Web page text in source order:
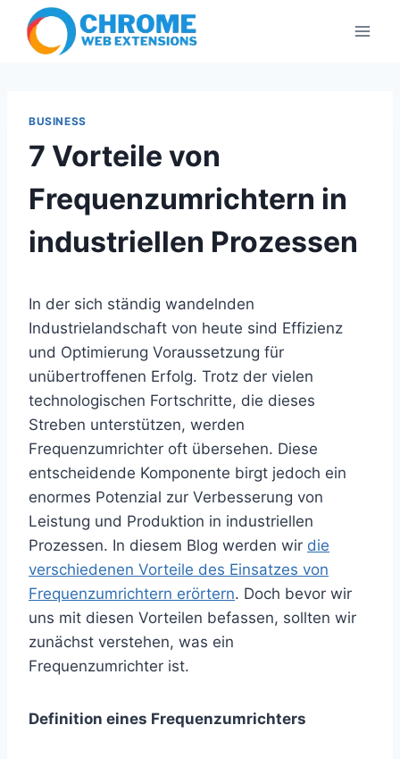
content
BUSINESS
7 Vorteile von
Frequenzumrichtern in
industriellen Prozessen
In der sich ständig wandelnden
Industrielandschaft von heute sind Effizienz
und Optimierung Voraussetzung für
unübertroffenen Erfolg. Trotz der vielen
technologischen Fortschritte, die dieses
Streben unterstützen, werden
Frequenzumrichter oft übersehen. Diese
entscheidende Komponente birgt jedoch ein
enormes Potenzial zur Verbesserung von
Leistung und Produktion in industriellen
Prozessen. In diesem Blog werden wir die
verschiedenen Vorteile des Einsatzes von
Frequenzumrichtern erörtern. Doch bevor wir
uns mit diesen Vorteilen befassen, sollten wir
zunächst verstehen, was ein
Frequenzumrichter ist.
Definition eines Frequenzumrichters